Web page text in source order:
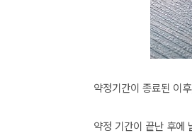
약정기간이 종료된 이
약정 기간이 끝난 후에